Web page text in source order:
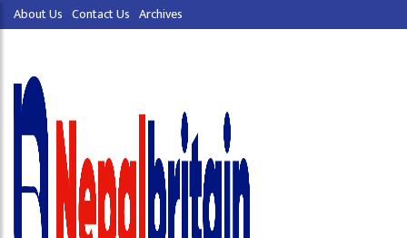
About Us Contact Us Archives